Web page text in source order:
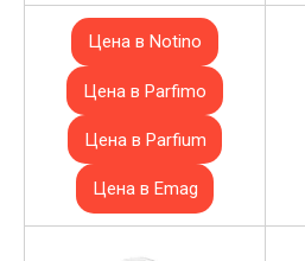
Цена в Notino
Цена в Parfimo
Цена в Parfium
Цена в Emag